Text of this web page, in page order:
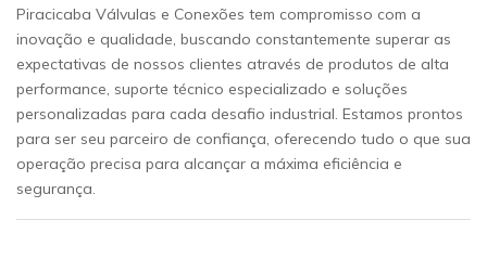
Piracicaba Válvulas e Conexões tem compromisso com a
inovação e qualidade, buscando constantemente superar as
expectativas de nossos clientes através de produtos de alta
performance, suporte técnico especializado e soluções
personalizadas para cada desafio industrial. Estamos prontos
para ser seu parceiro de confiança, oferecendo tudo o que sua
operação precisa para alcançar a máxima eficiência e
segurança.